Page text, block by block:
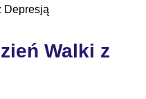
Depresją
Walki z